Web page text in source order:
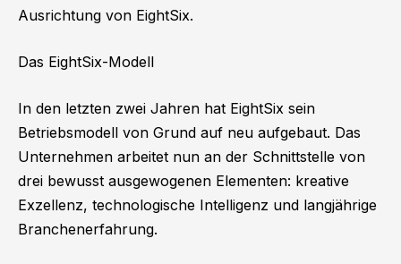
Ausrichtung von EightSix.
Das EightSix-Modell
In den letzten zwei Jahren hat EightSix sein
Betriebsmodell von Grund auf neu aufgebaut. Das
Unternehmen arbeitet nun an der Schnittstelle von
drei bewusst ausgewogenen Elementen: kreative
Exzellenz, technologische Intelligenz und langjährige
Branchenerfahrung.